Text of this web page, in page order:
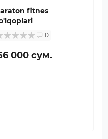
fitnes
0
000 сум.